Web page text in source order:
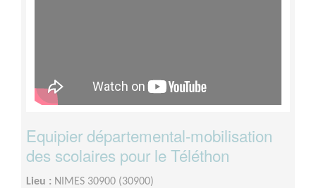
Equipier départemental-mobilisation
des scolaires pour le Téléthon
Lieu : NIMES 30900 (30900)